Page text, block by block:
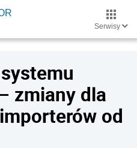
Serwisy
zmiany dla
od